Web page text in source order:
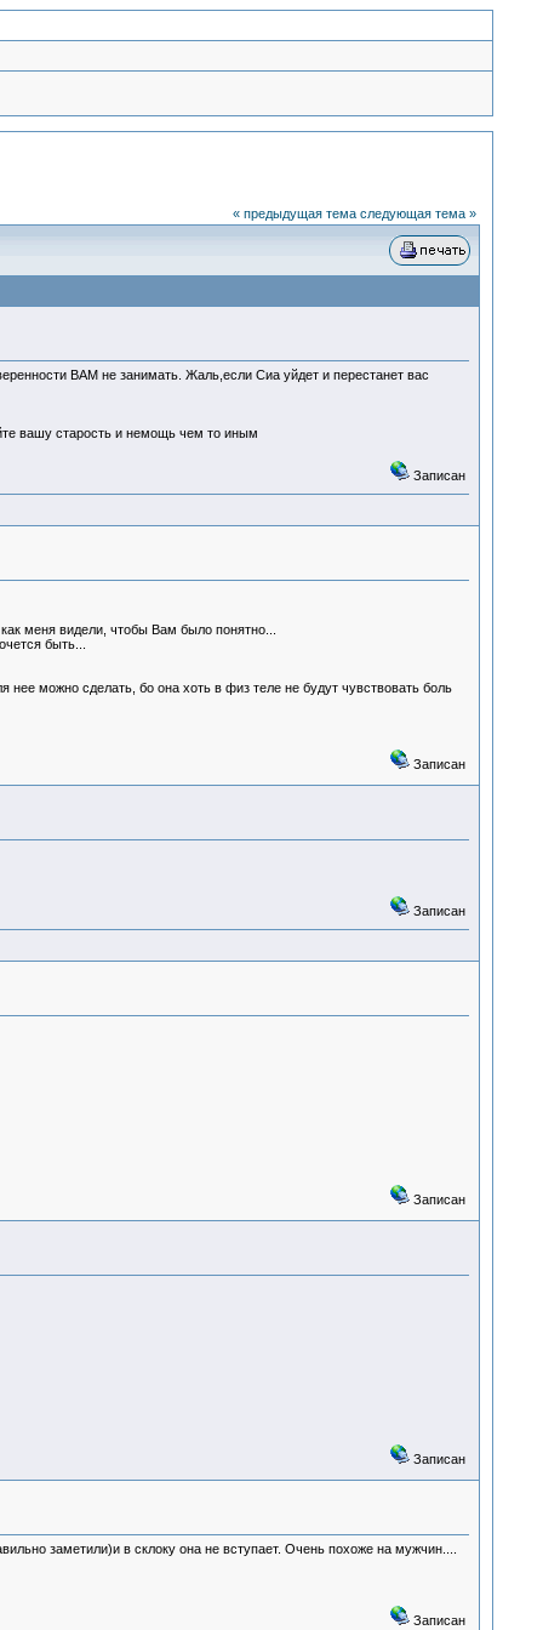
« предыдущая тема следующая тема »
ВАМ не занимать. Жаль,если Сиа уйдет и перестанет вас
вашу старость и немощь чем то иным
Записан
меня видели, чтобы Вам было понятно...
быть...
можно сделать, бо она хоть в физ теле не будут чувствовать боль
Записан
Записан
Записан
Записан
заметили)и в склоку она не вступает. Очень похоже на мужчин....
Записан